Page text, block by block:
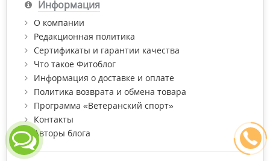
Информация
О компании
Редакционная политика
Сертификаты и гарантии качества
Что такое Фитоблог
Информация о доставке и оплате
Политика возврата и обмена товара
Программа «Ветеранский спорт»
Контакты
Авторы блога